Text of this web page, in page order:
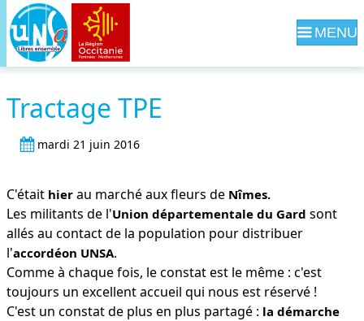
Tractage TPE
mardi 21 juin 2016
C'était hier au marché aux fleurs de Nîmes.
Les militants de l'Union départementale du Gard sont
allés au contact de la population pour distribuer
l'accordéon UNSA.
Comme à chaque fois, le constat est le même : c'est
toujours un excellent accueil qui nous est réservé !
C'est un constat de plus en plus partagé : la démarche